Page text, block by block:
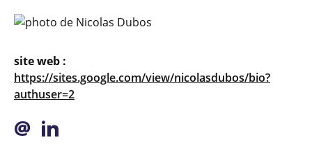
site web :
https://sites.google.com/view/nicolasdubos/bio?
authuser=2
@